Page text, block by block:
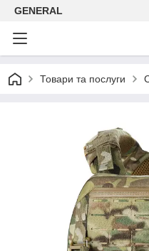
GENERAL
Товари та послуги